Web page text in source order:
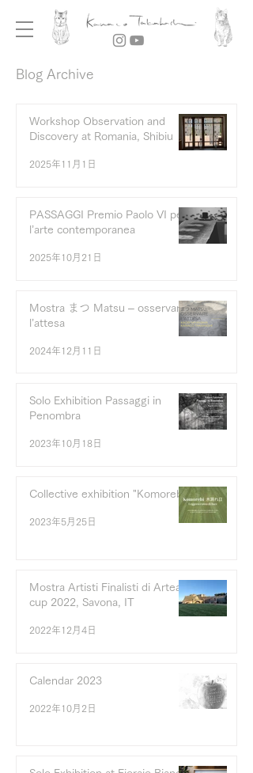
Blog Archive
Workshop Observation and
Discovery at Romania, Shibiu
2025年11月1日
PASSAGGI Premio Paolo VI per
l’arte contemporanea
2025年10月21日
Mostra まつ Matsu – osservare
l’attesa
2024年12月11日
Solo Exhibition Passaggi in
Penombra
2023年10月18日
Collective exhibition "Komorebi"
2023年5月25日
Mostra Artisti Finalisti di Arteam
cup 2022, Savona, IT
2022年12月4日
Calendar 2023
2022年10月2日